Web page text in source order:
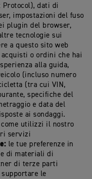
dati di
impostazioni del fuso
plugin del browser,
tecnologie sui
a questo sito web
acquisti o ordini che hai
alla guida,
(incluso numero
(tra cui VIN,
specifiche del
e data del
ai sondaggi.
utilizzi il nostro
servizi
le tue preferenze in
di materiali di
di terze parti
le